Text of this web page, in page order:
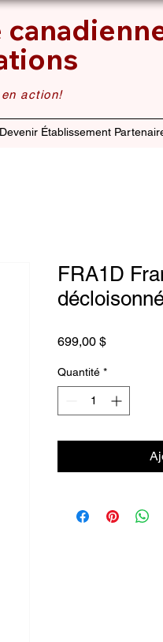
action!
Devenir Établissement
FRA1D
699,00 $Prix
Quantité *